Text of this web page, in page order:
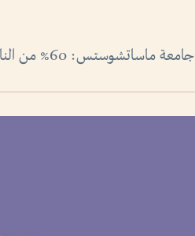
جامعة ماساتشوستس: 60% من الناس يكذبون بشكل أو بآخر